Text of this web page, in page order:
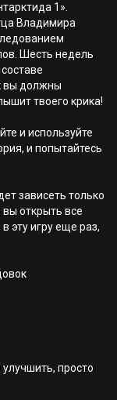
1».
Владимира
Шесть недель
вы должны
твоего крика!
и используйте
и попытайтесь
зависеть только
открыть все
эту игру еще раз,
улучшить, просто